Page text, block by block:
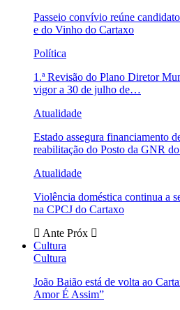
Passeio convívio reúne
e do Vinho do Cartaxo
Política
1.ª Revisão do Plano Diretor
vigor a 30 de julho de…
Atualidade
Estado assegura financiamento
reabilitação do Posto da GNR
Atualidade
Violência doméstica continua a
na CPCJ do Cartaxo
Ante Próx
Cultura
Cultura
João Baião está de volta ao
Amor É Assim”